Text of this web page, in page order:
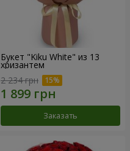
Букет "Kiku White" из 13
хризантем
2 234 грн
Заказать